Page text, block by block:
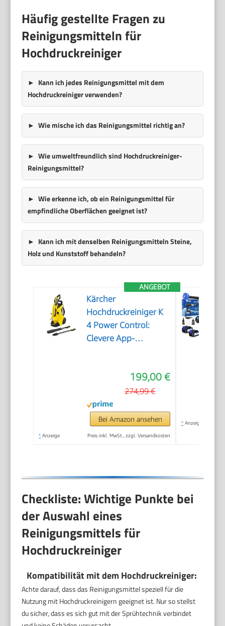
Häufig gestellte Fragen zu
Reinigungsmitteln für
Hochdruckreiniger
Kann ich jedes Reinigungsmittel mit dem
Hochdruckreiniger verwenden?
Wie mische ich das Reinigungsmittel richtig an?
Wie umweltfreundlich sind Hochdruckreiniger-
Reinigungsmittel?
Wie erkenne ich, ob ein Reinigungsmittel für
empfindliche Oberflächen geeignet ist?
Kann ich mit denselben Reinigungsmitteln Steine,
Holz und Kunststoff behandeln?
ANGEBOT
Kärcher
Hochdruckreiniger K
4 Power Control:
Clevere App-
Verschmutzungen
199,00 €
274,99 €
Bei Amazon ansehen
* Anzeige Preis inkl. MwSt., zzgl. Versandkosten
* Anzeige
Checkliste: Wichtige Punkte bei
der Auswahl eines
Reinigungsmittels für
Hochdruckreiniger
Kompatibilität mit dem Hochdruckreiniger:
Achte darauf, dass das Reinigungsmittel speziell für die
Nutzung mit Hochdruckreinigern geeignet ist. Nur so stellst
du sicher, dass es sich gut mit der Sprühtechnik verbindet